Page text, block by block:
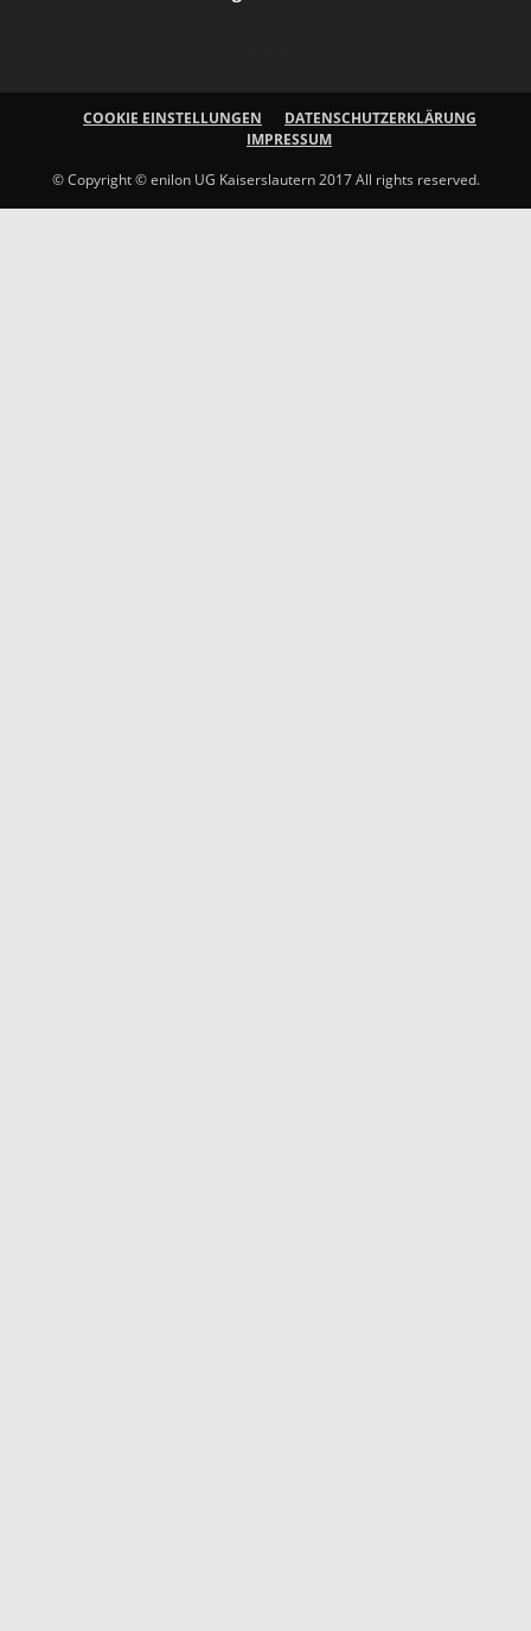
COOKIE EINSTELLUNGEN
DATENSCHUTZERKLÄRUNG
IMPRESSUM
© Copyright © enilon UG Kaiserslautern 2017 All rights reserved.